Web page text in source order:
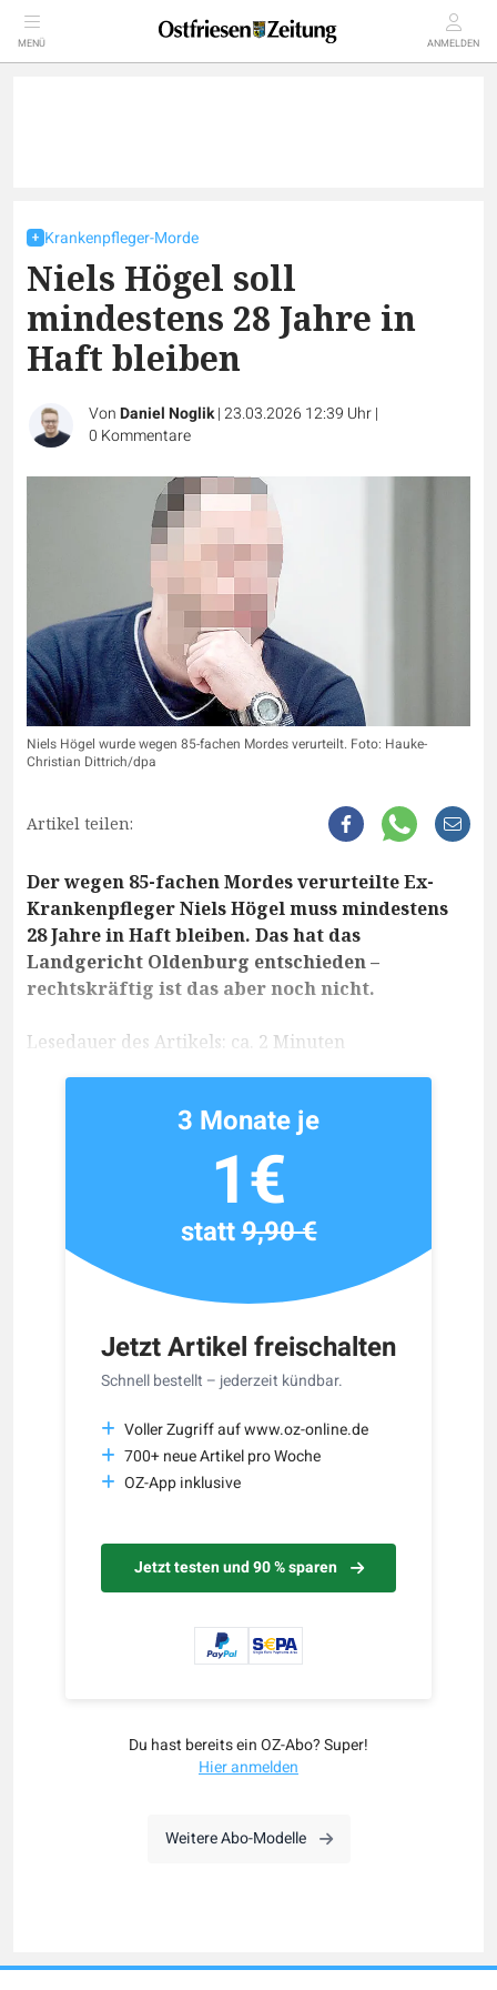
MENÜ ANMELDEN
Krankenpfleger-Morde
Niels Högel soll
mindestens 28 Jahre in
Haft bleiben
VonDaniel Noglik|23.03.2026 12:39 Uhr|
0 Kommentare
Niels Högel wurde wegen 85-fachen Mordes verurteilt. Foto: Hauke-
Christian Dittrich/dpa
Artikel teilen:
Der wegen 85-fachen Mordes verurteilte Ex-
Krankenpfleger Niels Högel muss mindestens
28 Jahre in Haft bleiben. Das hat das
Landgericht Oldenburg entschieden –
rechtskräftig ist das aber noch nicht.
Lesedauer des Artikels: ca. 2 Minuten
Jetzt Artikel freischalten
Schnell bestellt – jederzeit kündbar.
Voller Zugriff auf www.oz-online.de
700+ neue Artikel pro Woche
OZ-App inklusive
Jetzt testen und 90 % sparen
3 Monate je
1€
statt9,90 €
Du hast bereits ein OZ-Abo? Super!
Hier anmelden
Weitere Abo-Modelle